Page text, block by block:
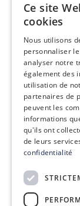
Qui sommes-
Vision,
Nos
Le groupe
Recrutement
Ressources
Ce site
cookies
Nous utilisons
personnaliser
analyser notre
également des
utilisation de
partenaires de
peuvent les
informations
qu'ils ont
de leurs
confidentialité